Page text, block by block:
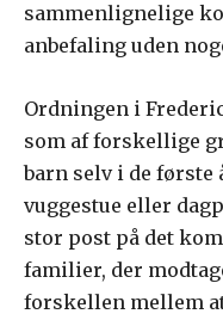
sammenlignelige
anbefaling uden
Ordningen i
som af forskellige
barn selv i de første
vuggestue eller
stor post på det
familier, der
forskellen mellem